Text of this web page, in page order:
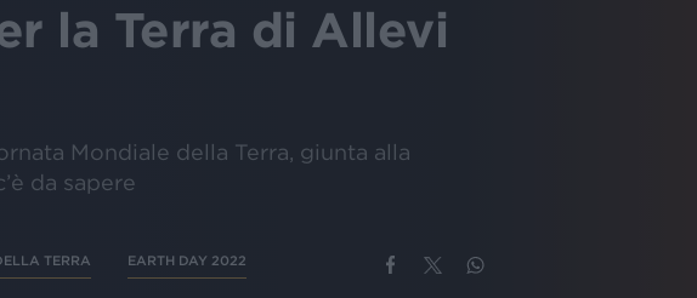
la Terra di Allevi
Mondiale della Terra, giunta alla
da sapere
TERRA EARTH DAY 2022